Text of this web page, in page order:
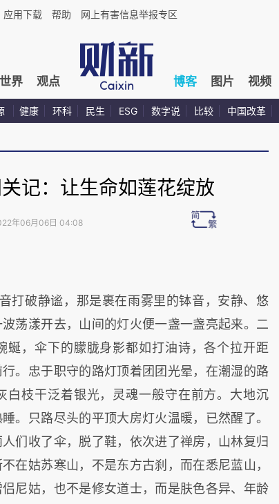
应用下载 帮助 网上有害信息举报专区
世界 观点 博客 图片 视频
健康 环科 民生 ESG 数字说 比较 中国改革
记：让生命如莲花绽放
年06月06日 04:08
打破静谧，那是裹在雨雾里的钵音，安静、悠
荡漾开去，山间的灯火便一盏一盏亮起来。二
蜒，伞下的朦胧身影都如打油诗，各个拉开距
。忠于职守的路灯顶着团团光晕，在潮湿的路
白枝干泛着银光，灵魂一般守在前方。大地沉
。只路尽头的平顶大房灯火温暖，已然醒了。
们收了伞，脱了鞋，依次进了禅房，山林复归
在姑苏寒山，不是东方古刹，而在悉尼蓝山，
尼姑，也不是修女道士，而是肤色各异、年龄